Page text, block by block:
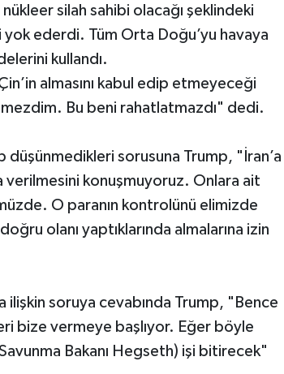
nükleer silah sahibi olacağı şeklindeki
yok ederdi. Tüm Orta Doğu’yu havaya
kullandı.
almasını kabul edip etmeyeceği
Bu beni rahatlatmazdı" dedi.
düşünmedikleri sorusuna Trump, "İran’a
verilmesini konuşmuyoruz. Onlara ait
O paranın kontrolünü elimizde
olanı yaptıklarında almalarına izin
ilişkin soruya cevabında Trump, "Bence
bize vermeye başlıyor. Eğer böyle
Bakanı Hegseth) işi bitirecek"